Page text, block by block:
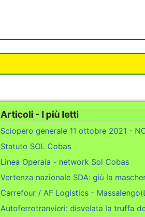
Articoli - I più letti
Sciopero generale 11 ottobre 2021 -
Statuto SOL Cobas
Linea Operaia - network Sol Cobas
Vertenza nazionale SDA: giù la
Carrefour / AF Logistics -
Autoferrotranvieri: disvelata la truffa